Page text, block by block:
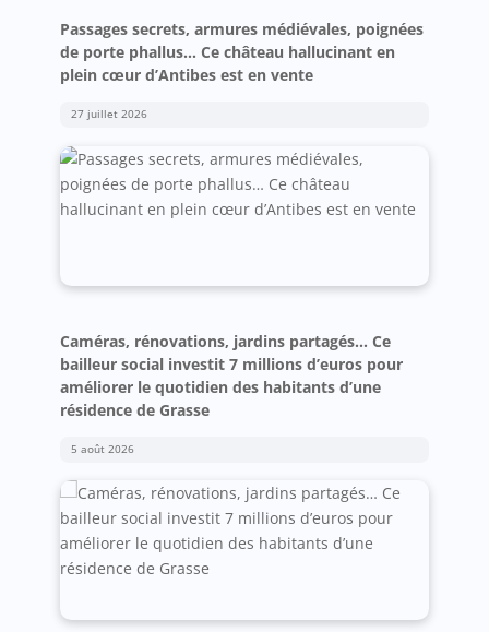
Passages secrets, armures médiévales, poignées
de porte phallus… Ce château hallucinant en
plein cœur d’Antibes est en vente
27 juillet 2026
Caméras, rénovations, jardins partagés… Ce
bailleur social investit 7 millions d’euros pour
améliorer le quotidien des habitants d’une
résidence de Grasse
5 août 2026